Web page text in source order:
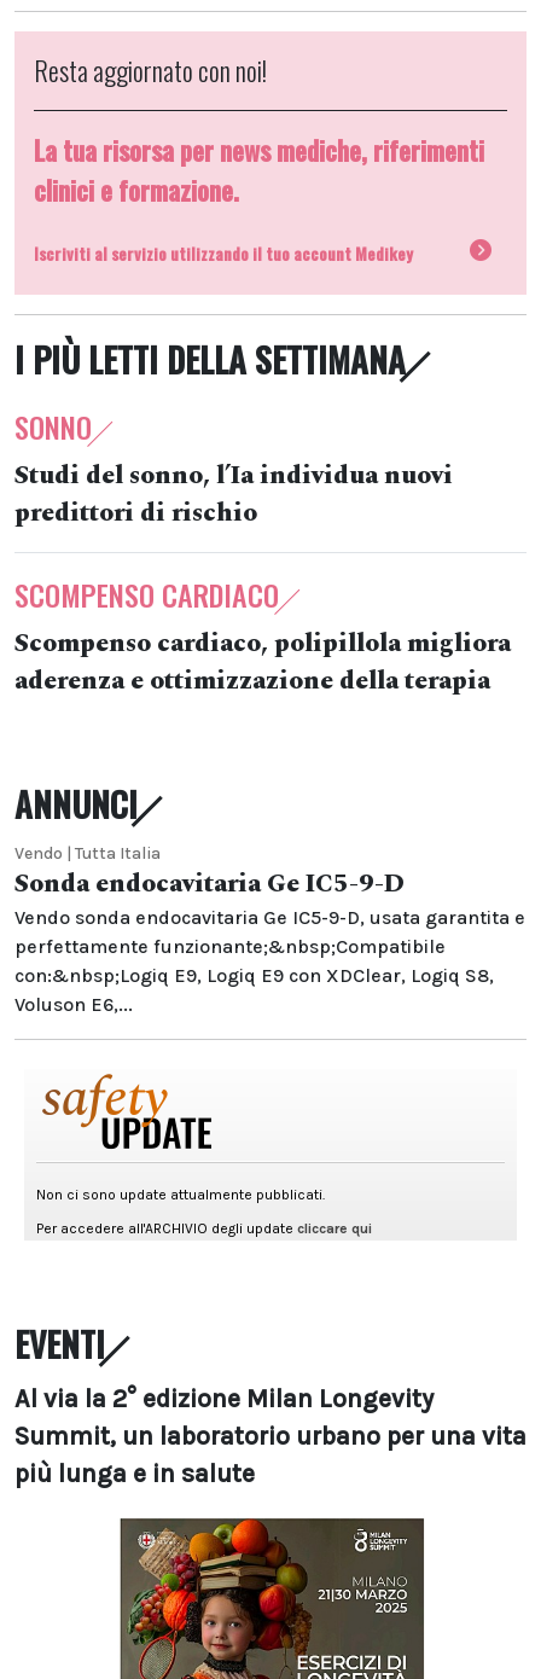
Resta aggiornato con noi!
La tua risorsa per news mediche, riferimenti
clinici e formazione.
Iscriviti al servizio utilizzando il tuo account Medikey
I PIÙ LETTI DELLA SETTIMANA
SONNO
Studi del sonno, l’Ia individua nuovi
predittori di rischio
SCOMPENSO CARDIACO
Scompenso cardiaco, polipillola migliora
aderenza e ottimizzazione della terapia
ANNUNCI
Vendo | Tutta Italia
Sonda endocavitaria Ge IC5-9-D
Vendo sonda endocavitaria Ge IC5-9-D, usata garantita e
perfettamente funzionante;&nbsp;Compatibile
con:&nbsp;Logiq E9, Logiq E9 con XDClear, Logiq S8,
Voluson E6,...
EVENTI
Al via la 2° edizione Milan Longevity
Summit, un laboratorio urbano per una vita
più lunga e in salute